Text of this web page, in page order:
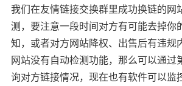
我们在友情链接交换群里成功换链的网
测，要注意一段时间对方有可能去掉你
知，或者对方网站降权、出售后有违规
网站没有自动检测功能，那么可以通过
询对方链接情况，现在也有软件可以监